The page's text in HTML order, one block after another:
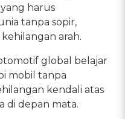
harus
tanpa sopir,
arah.
global belajar
mobil tanpa
kendali atas
di depan mata.